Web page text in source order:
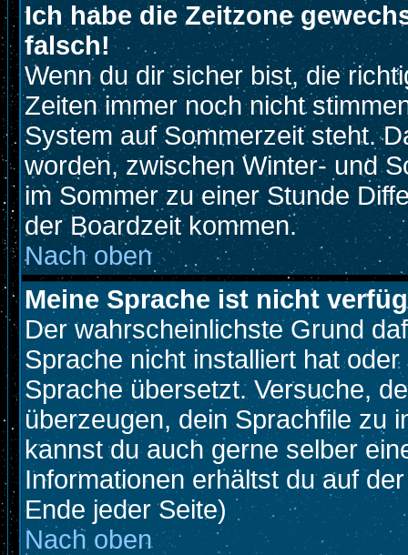
Ich habe die Zeitzone
falsch!
Wenn du dir sicher bist, die
Zeiten immer noch nicht
System auf Sommerzeit steht.
worden, zwischen Winter- und
im Sommer zu einer Stunde
der Boardzeit kommen.
Nach oben
Meine Sprache ist nicht
Der wahrscheinlichste Grund
Sprache nicht installiert hat
Sprache übersetzt. Versuche,
überzeugen, dein Sprachfile zu
kannst du auch gerne selber
Informationen erhältst du auf
Ende jeder Seite)
Nach oben